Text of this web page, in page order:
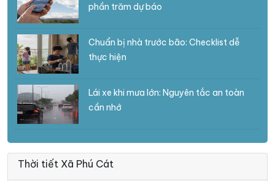
phần trăm dự báo
Chuẩn bị nhà trước bão: Checklist dễ
thực hiện
Lái xe khi mưa lớn: Nguyên tắc an toàn
cần nhớ
Thời tiết Xã Phú Cát